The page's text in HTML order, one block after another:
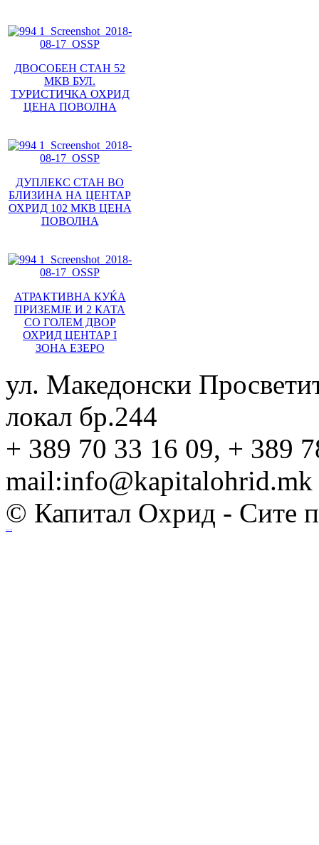
ДВОСОБЕН СТАН 52
МКВ БУЛ.
ТУРИСТИЧКА ОХРИД
ЦЕНА ПОВОЛНА
ДУПЛЕКС СТАН ВО
БЛИЗИНА НА ЦЕНТАР
ОХРИД 102 МКВ ЦЕНА
ПОВОЛНА
АТРАКТИВНА КУЌА
ПРИЗЕМЈЕ И 2 КАТА
СО ГОЛЕМ ДВОР
ОХРИД ЦЕНТАР I
ЗОНА ЕЗЕРО
ул. Македонски
локал бр.244
+ 389 70 33 16 09, + 389
mail:info@kapitalohrid.mk
© Капитал Охрид - Сите
Ihost.mk